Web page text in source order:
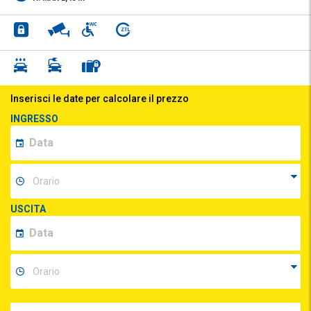
Inserisci le date per calcolare il prezzo
INGRESSO
USCITA